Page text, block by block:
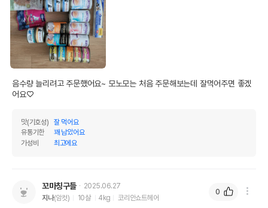
음수량 늘리려고 주문했어요~ 모노모는 처음 주문해보는데 잘먹어주면 좋겠
어요♡
맛(기호성)
잘 먹어요
유통기한
꽤 남았어요
가성비
최고에요
꼬마칭구들
2025.06.27
지나(암컷) 10살 4kg 코리안쇼트헤어
0